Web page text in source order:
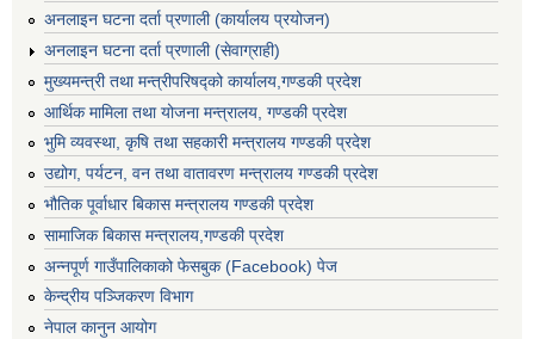
अनलाइन घटना दर्ता प्रणाली (कार्यालय प्रयोजन)
अनलाइन घटना दर्ता प्रणाली (सेवाग्राही)
मुख्यमन्त्री तथा मन्त्रीपरिषद्को कार्यालय,गण्डकी प्रदेश
आर्थिक मामिला तथा योजना मन्त्रालय, गण्डकी प्रदेश
भुमि व्यवस्था, कृषि तथा सहकारी मन्त्रालय गण्डकी प्रदेश
उद्योग, पर्यटन, वन तथा वातावरण मन्त्रालय गण्डकी प्रदेश
भौतिक पूर्वाधार बिकास मन्त्रालय गण्डकी प्रदेश
सामाजिक बिकास मन्त्रालय,गण्डकी प्रदेश
अन्नपूर्ण गाउँपालिकाको फेसबुक (Facebook) पेज
केन्द्रीय पञ्जिकरण विभाग
नेपाल कानुन आयोग